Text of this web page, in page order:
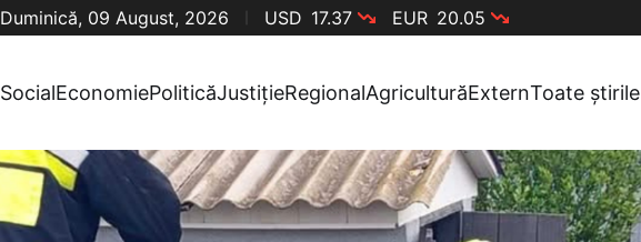
Duminică, 09 August, 2026 USD 17.37 EUR 20.05
SocialEconomiePoliticăJustițieRegionalAgriculturăExternToate știrile